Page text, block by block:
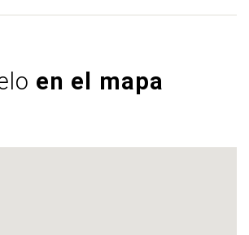
en el mapa